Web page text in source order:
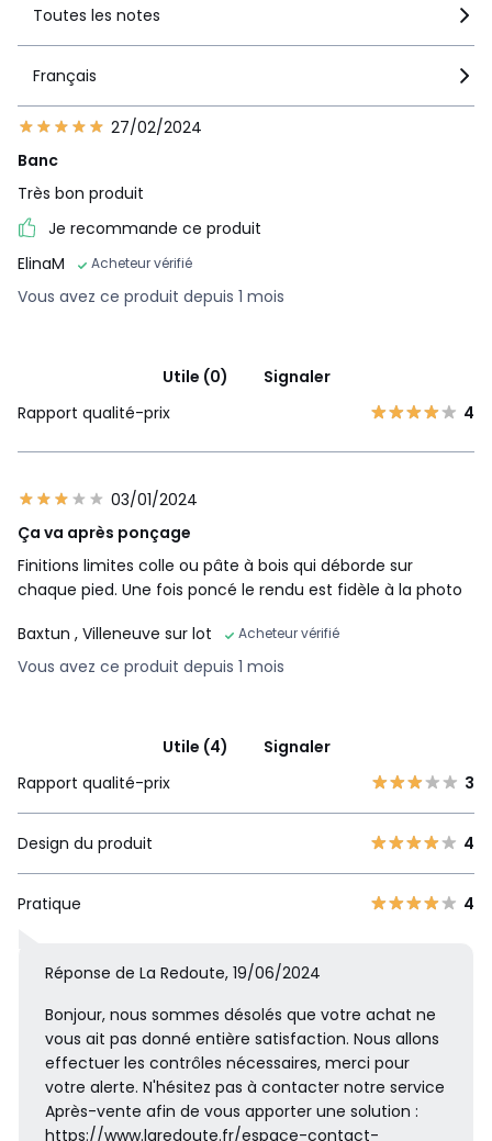
Toutes les notes
Français
27/02/2024
Banc
Très bon produit
Je recommande ce produit
ElinaM
Acheteur vérifié
Vous avez ce produit depuis 1 mois
Utile (0)
Signaler
Rapport qualité-prix
4
03/01/2024
Ça va après ponçage
Finitions limites colle ou pâte à bois qui déborde sur
chaque pied. Une fois poncé le rendu est fidèle à la photo
Baxtun , Villeneuve sur lot Acheteur vérifié
Vous avez ce produit depuis 1 mois
Utile (4)
Signaler
Rapport qualité-prix
3
Design du produit 4
Pratique 4
Réponse de La Redoute, 19/06/2024
Bonjour, nous sommes désolés que votre achat ne
vous ait pas donné entière satisfaction. Nous allons
effectuer les contrôles nécessaires, merci pour
votre alerte. N'hésitez pas à contacter notre service
Après-vente afin de vous apporter une solution :
https://www.laredoute.fr/espace-contact-